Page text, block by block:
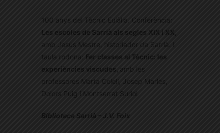
100 anys del Tècnic Eulàlia. Conferència:
Les escoles de Sarrià als segles XIX i XX,
amb Jesús Mestre, historiador de Sarrià.
taula rodona: Fer classes al Tècnic: les
experiències viscudes, amb les
professores Marta Colell, Josep Marlès,
Dolors Puig i Montserrat Suriol
Biblioteca Sarrià – J.V. Foix